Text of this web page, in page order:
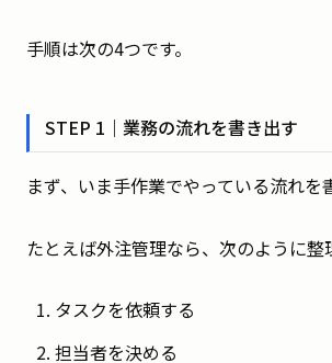
手順は次の4つです。
STEP 1｜業務の流れを書き出す
まず、いま手作業でやっている流れを
たとえば外注管理なら、次のように整
タスクを依頼する
担当者を決める